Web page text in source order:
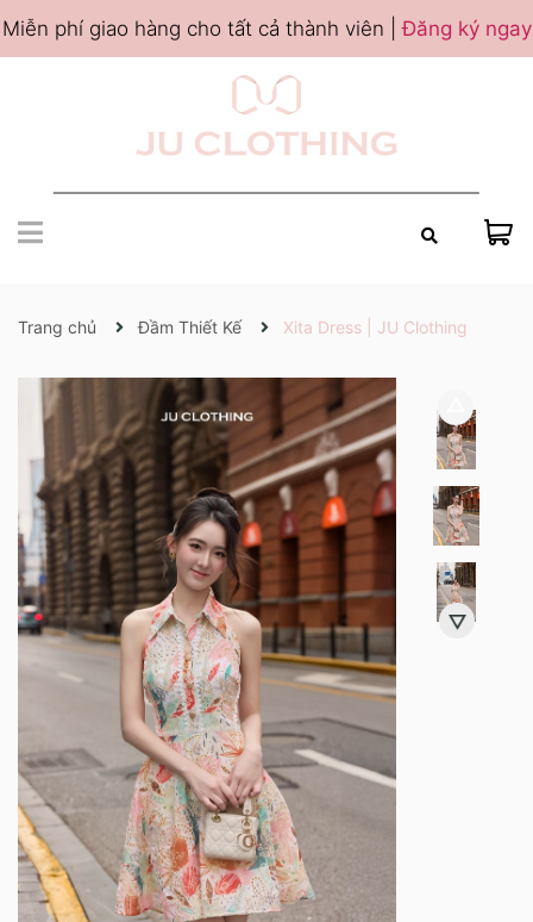
Miễn phí giao hàng cho tất cả thành viên |Đăng ký ngay
Trang chủ Đầm Thiết Kế Xita Dress | JU Clothing